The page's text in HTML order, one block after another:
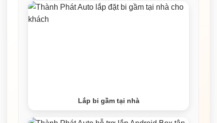
Lắp bi gầm tại nhà